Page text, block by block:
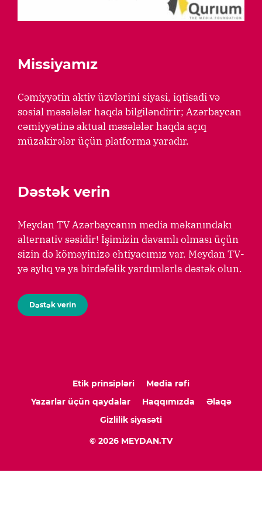
Missiyamız
Cəmiyyətin aktiv üzvlərini siyasi, iqtisadi və
sosial məsələlər haqda bilgiləndirir; Azərbaycan
cəmiyyətinə aktual məsələlər haqda açıq
müzakirələr üçün platforma yaradır.
Dəstək verin
Meydan TV Azərbaycanın media məkanındakı
alternativ səsidir! İşimizin davamlı olması üçün
sizin də köməyinizə ehtiyacımız var. Meydan TV-
yə aylıq və ya birdəfəlik yardımlarla dəstək olun.
Dəstək verin
Etik prinsipləri
Media rəfi
Yazarlar üçün qaydalar
Haqqımızda
Əlaqə
Gizlilik siyasəti
© 2026 MEYDAN.TV